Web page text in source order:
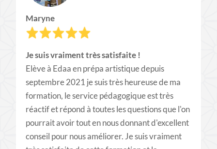
Maryne
Je suis vraiment très satisfaite !
Elève à Edaa en prépa artistique depuis
septembre 2021 je suis très heureuse de ma
formation, le service pédagogique est très
réactif et répond à toutes les questions que l'on
pourrait avoir tout en nous donnant d'excellent
conseil pour nous améliorer. Je suis vraiment